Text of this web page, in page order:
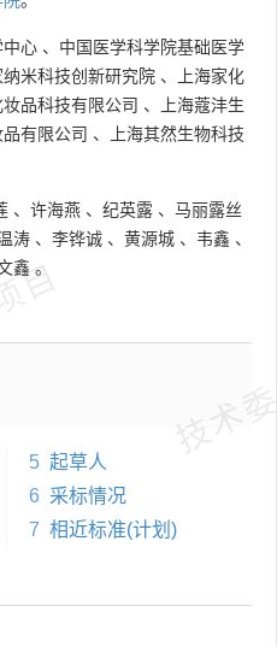
技
中心 、 中国医学科学院基础医学
米科技创新研究院 、
上海家化
品科技有限公司 、
上海蔻沣生
有限公司 、
上海其然生物科技
、 许海燕 、 纪英露 、 马丽露丝
涛 、 李铧诚 、 黄源城 、 韦鑫 、
鑫 。
5 起草人
6 采标情况
7 相近标准(计划)